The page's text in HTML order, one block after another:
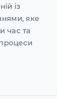
із
яке
час та